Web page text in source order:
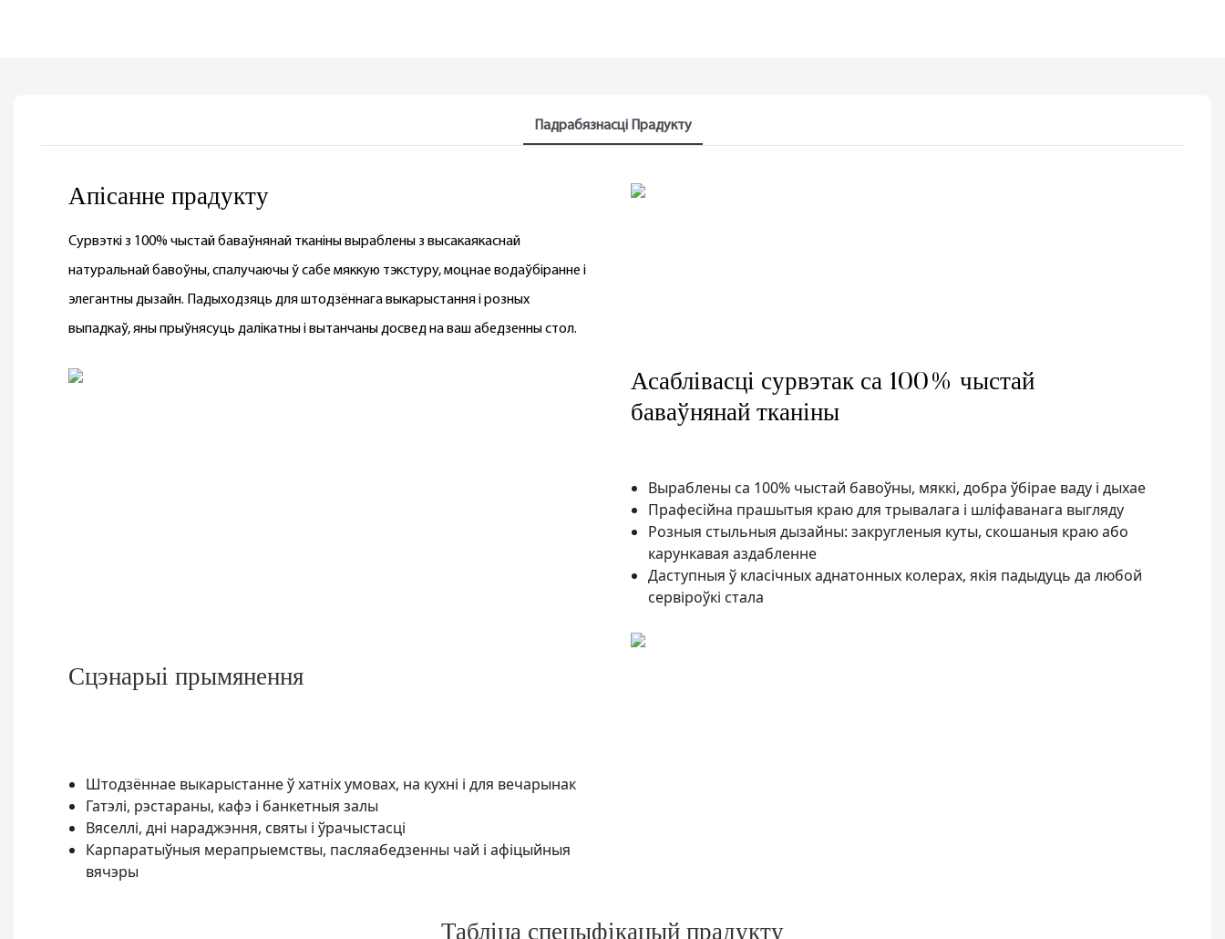
Падрабязнасці Прадукту
Апісанне прадукту
Сурвэткі з 100% чыстай баваўнянай тканіны выраблены з высакаякаснай
натуральнай бавоўны, спалучаючы ў сабе мяккую тэкстуру, моцнае водаўбіранне і
элегантны дызайн. Падыходзяць для штодзённага выкарыстання і розных
выпадкаў, яны прыўнясуць далікатны і вытанчаны досвед на ваш абедзенны стол.
Асаблівасці сурвэтак са 100% чыстай
баваўнянай тканіны
Выраблены са 100% чыстай бавоўны, мяккі, добра ўбірае ваду і дыхае
Прафесійна прашытыя краю для трывалага і шліфаванага выгляду
Розныя стыльныя дызайны: закругленыя куты, скошаныя краю або
карункавая аздабленне
Даступныя ў класічных аднатонных колерах, якія падыдуць да любой
сервіроўкі стала
Сцэнарыі прымянення
Штодзённае выкарыстанне ў хатніх умовах, на кухні і для вечарынак
Гатэлі, рэстараны, кафэ і банкетныя залы
Вяселлі, дні нараджэння, святы і ўрачыстасці
Карпаратыўныя мерапрыемствы, пасляабедзенны чай і афіцыйныя
вячэры